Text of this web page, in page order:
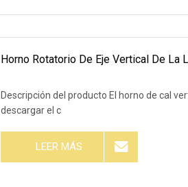
Horno Rotatorio De Eje Vertical De La
Descripción del producto El horno de cal
descargar el c
LEER MÁS